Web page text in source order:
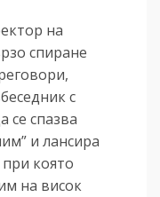
на
спиране
с
се спазва
и лансира
която
на висок